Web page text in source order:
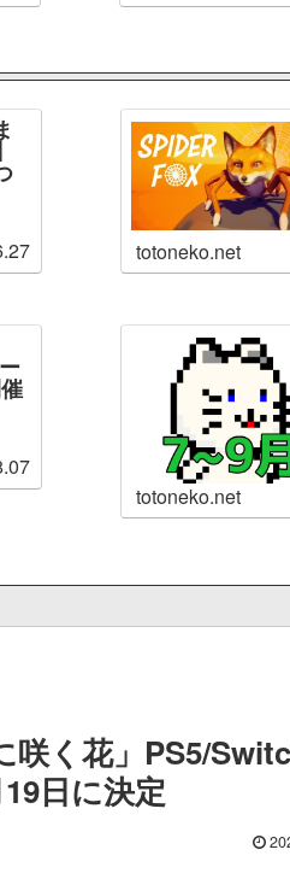
totoneko.net
totoneko.net
咲く花」PS5/
日に決定